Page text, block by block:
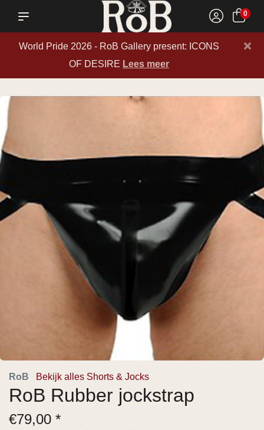
0
World Pride 2026 - RoB Gallery present: ICONS
OF DESIRE Lees meer
×
RoB Bekijk alles Shorts & Jocks
RoB Rubber jockstrap
€79,00 *